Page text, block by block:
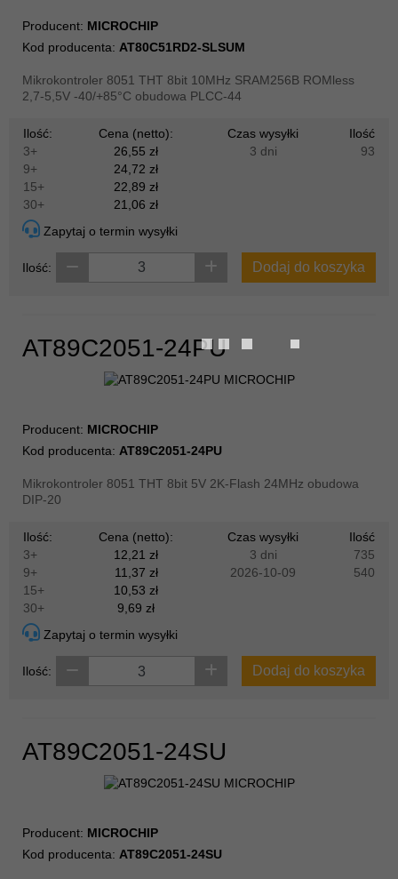
Producent: MICROCHIP
Kod producenta: AT80C51RD2-SLSUM
Mikrokontroler 8051 THT 8bit 10MHz SRAM256B ROMless
2,7-5,5V -40/+85°C obudowa PLCC-44
Ilość:
Cena (netto):
3+
26,55 zł
9+
24,72 zł
15+
22,89 zł
30+
21,06 zł
Czas wysyłki
Ilość
3 dni
93
Zapytaj o termin wysyłki
Ilość: Dodaj do koszyka
AT89C2051-24PU
Producent: MICROCHIP
Kod producenta: AT89C2051-24PU
Mikrokontroler 8051 THT 8bit 5V 2K-Flash 24MHz obudowa
DIP-20
Ilość:
Cena (netto):
3+
12,21 zł
9+
11,37 zł
15+
10,53 zł
30+
9,69 zł
Czas wysyłki
Ilość
3 dni
735
2026-10-09
540
Zapytaj o termin wysyłki
Ilość: Dodaj do koszyka
AT89C2051-24SU
Producent: MICROCHIP
Kod producenta: AT89C2051-24SU